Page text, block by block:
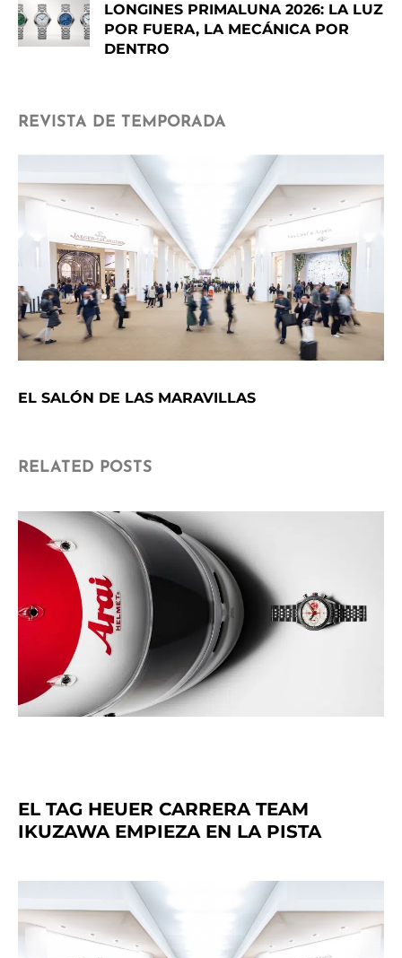
LONGINES PRIMALUNA 2026: LA LUZ
POR FUERA, LA MECÁNICA POR
DENTRO
REVISTA DE TEMPORADA
EL SALÓN DE LAS MARAVILLAS
RELATED POSTS
EL TAG HEUER CARRERA TEAM
IKUZAWA EMPIEZA EN LA PISTA